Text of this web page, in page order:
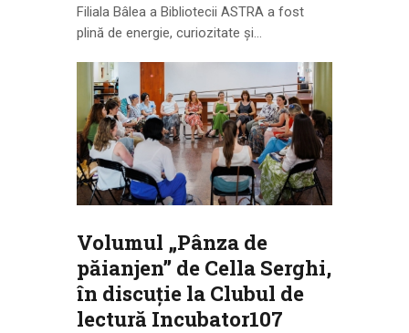
Filiala Bâlea a Bibliotecii ASTRA a fost
plină de energie, curiozitate și…
Volumul „Pânza de
păianjen” de Cella Serghi,
în discuție la Clubul de
lectură Incubator107